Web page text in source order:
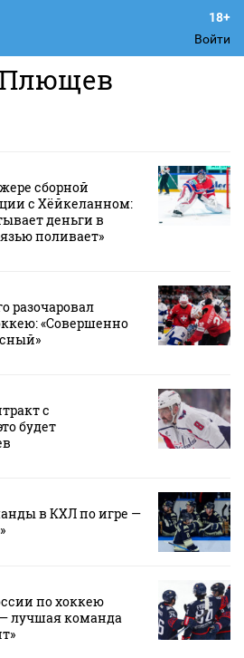
Войти
сборной
с Хёйкеланном:
деньги в
поливает»
разочаровал
«Совершенно
с
будет
в КХЛ по игре —
по хоккею
лучшая команда